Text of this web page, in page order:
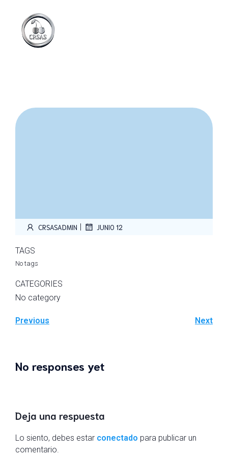
CRSASADMIN JUNIO 12
TAGS
No tags
CATEGORIES
No category
Previous Next
No responses yet
Deja una respuesta
Lo siento, debes estar conectado para publicar un
comentario.